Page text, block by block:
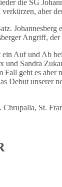
die SG
aber
Angriff,
Auf und Ab
und Sandra
Fall geht es
Debut unserer
St.